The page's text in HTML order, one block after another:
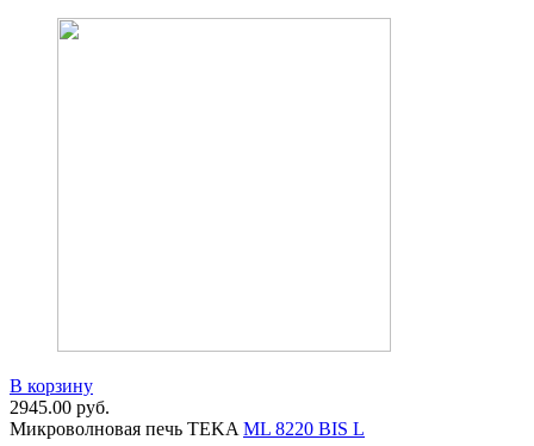
В корзину
2945.00 руб.
Микроволновая печь TEKAML 8220 BIS L